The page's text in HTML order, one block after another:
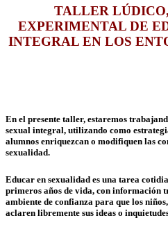
TALLER
EXPERIMENTAL DE
INTEGRAL EN LOS
En el presente taller, estaremos
sexual integral, utilizando como
alumnos enriquezcan o modifiquen las
sexualidad.
Educar en sexualidad es una tarea
primeros años de vida, con información
ambiente de confianza para que los
aclaren libremente sus ideas o